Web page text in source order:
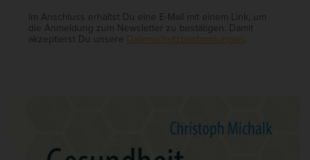
Im Anschluss erhältst Du eine E-Mail mit einem Link, um
die Anmeldung zum Newsletter zu bestätigen. Damit
akzeptierst Du unsere Datenschutzbestimmungen